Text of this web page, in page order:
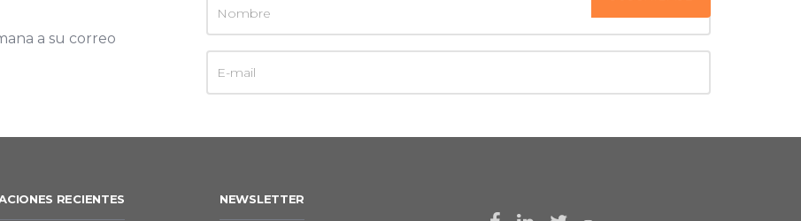
a su correo
RECIENTES NEWSLETTER